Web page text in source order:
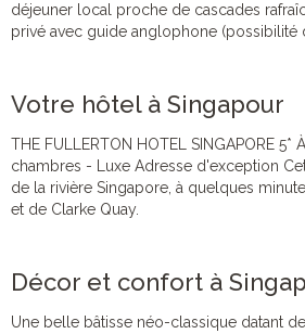
déjeuner local proche de cascades
privé avec guide anglophone (possibilité
Votre hôtel à Singapour
THE FULLERTON HOTEL SINGAPORE 5*
chambres - Luxe Adresse d'exception
de la rivière Singapore, à quelques
et de Clarke Quay.
Décor et confort à
Une belle bâtisse néo-classique datant